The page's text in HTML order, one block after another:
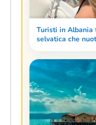
Turisti in Albania
selvatica che